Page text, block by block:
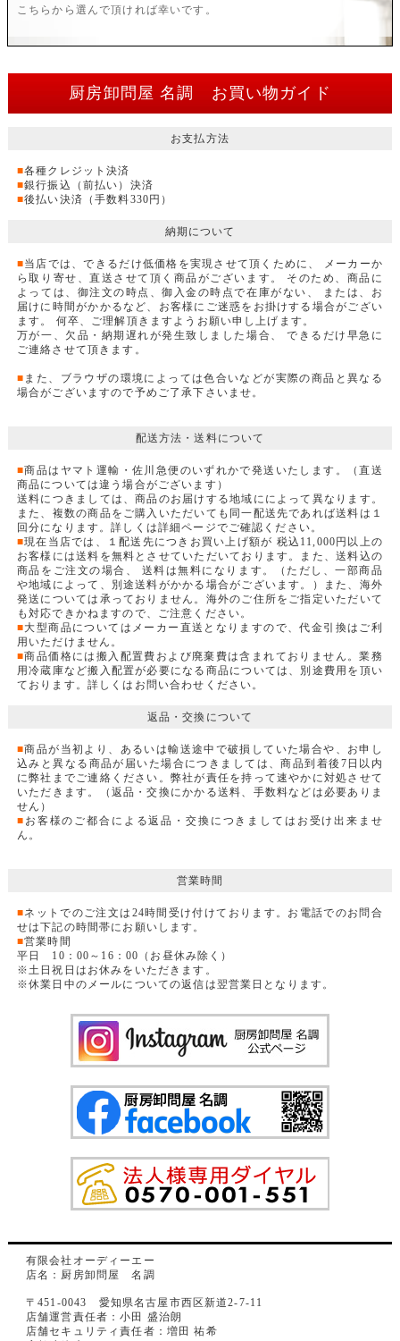
こちらから選んで頂ければ幸いです。
厨房卸問屋 名調 お買い物ガイド
お支払方法
■各種クレジット決済
■銀行振込（前払い）決済
■後払い決済（手数料330円）
納期について
■当店では、できるだけ低価格を実現させて頂くために、 メーカーか
ら取り寄せ、直送させて頂く商品がございます。 そのため、商品に
よっては、御注文の時点、御入金の時点で在庫がない、 または、お
届けに時間がかかるなど、お客様にご迷惑をお掛けする場合がござい
ます。 何卒、ご理解頂きますようお願い申し上げます。
万が一、欠品・納期遅れが発生致しました場合、 できるだけ早急に
ご連絡させて頂きます。
■ また、ブラウザの環境によっては色合いなどが実際の商品と異なる
場合がございますので予めご了承下さいませ。
配送方法・送料について
■商品はヤマト運輸・佐川急便のいずれかで発送いたします。（直送
商品については違う場合がございます）
送料につきましては、商品のお届けする地域にによって異なります。
また、複数の商品をご購入いただいても同一配送先であれば送料は１
回分になります。詳しくは詳細ページでご確認ください。
■現在当店では、１配送先につきお買い上げ額が 税込11,000円以上の
お客様には送料を無料とさせていただいております。また、送料込の
商品をご注文の場合、 送料は無料になります。（ただし、一部商品
や地域によって、別途送料がかかる場合がございます。）また、海外
発送については承っておりません。海外のご住所をご指定いただいて
も対応できかねますので、ご注意ください。
■大型商品についてはメーカー直送となりますので、代金引換はご利
用いただけません。
■商品価格には搬入配置費および廃棄費は含まれておりません。業務
用冷蔵庫など搬入配置が必要になる商品については、別途費用を頂い
ております。詳しくはお問い合わせください。
返品・交換について
■商品が当初より、あるいは輸送途中で破損していた場合や、お申し
込みと異なる商品が届いた場合につきましては、商品到着後7日以内
に弊社までご連絡ください。弊社が責任を持って速やかに対処させて
いただきます。（返品・交換にかかる送料、手数料などは必要ありま
せん）
■ お客様のご都合による返品・交換につきましてはお受け出来ませ
ん。
営業時間
■ネットでのご注文は24時間受け付けております。お電話でのお問合
せは下記の時間帯にお願いします。
■営業時間
平日 10：00～16：00（お昼休み除く）
※土日祝日はお休みをいただきます。
※休業日中のメールについての返信は翌営業日となります。
有限会社オーディーエー
店名：厨房卸問屋 名調
〒451-0043 愛知県名古屋市西区新道2-7-11
店舗運営責任者：小田 盛治朗
店舗セキュリティ責任者：増田 祐希